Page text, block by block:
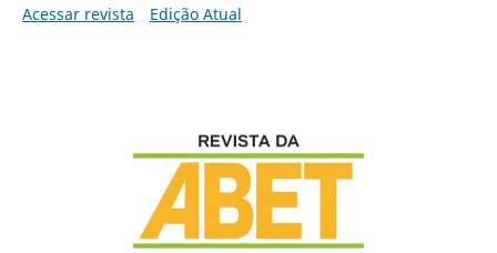
Acessar revista Edição Atual